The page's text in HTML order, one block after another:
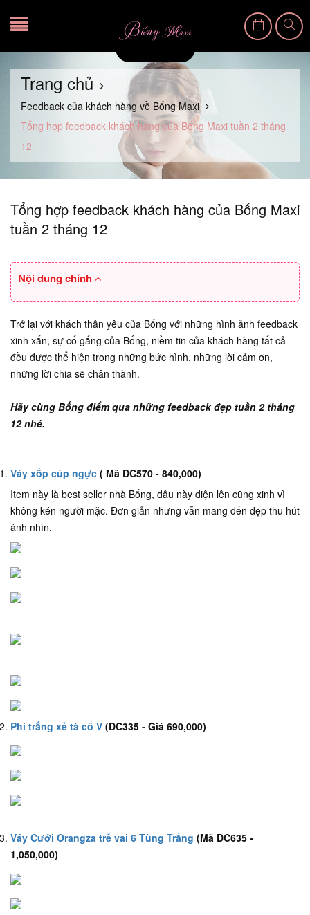
Trang chủ
Feedback của khách hàng về Bống Maxi
Tổng hợp feedback khách hàng của Bống Maxi tuần 2 tháng
12
Tổng hợp feedback khách hàng của Bống Maxi
tuần 2 tháng 12
Nội dung chính
Trở lại với khách thân yêu của Bống với những hình ảnh feedback
xinh xắn, sự cố gắng của Bống, niềm tin của khách hàng tất cả
đều được thể hiện trong những bức hình, những lời cảm ơn,
những lời chia sẽ chân thành.
Hãy cùng Bống điểm qua những feedback đẹp tuần 2 tháng
12 nhé.
Váy xốp cúp ngực ( Mã DC570 - 840,000)
Item này là best seller nhà Bống, dâu này diện lên cũng xinh vì
không kén người mặc. Đơn giản nhưng vẫn mang đến đẹp thu hút
ánh nhìn.
Phi trắng xẻ tà cổ V (DC335 - Giá 690,000)
Váy Cưới Orangza trễ vai 6 Tùng Trắng (Mã DC635 -
1,050,000)